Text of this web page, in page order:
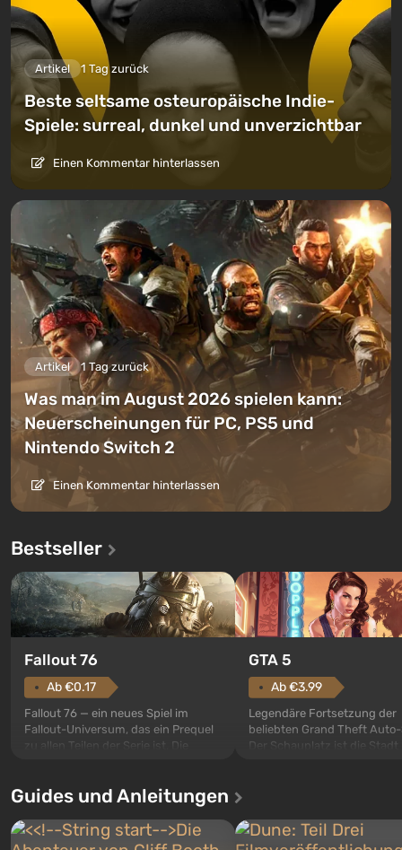
Artikel 1 Tag zurück
Beste seltsame osteuropäische Indie-
Spiele: surreal, dunkel und unverzichtbar
Einen Kommentar hinterlassen
Artikel 1 Tag zurück
Was man im August 2026 spielen kann:
Neuerscheinungen für PC, PS5 und
Nintendo Switch 2
Einen Kommentar hinterlassen
Bestseller
Fallout 76
Ab €0.17
Fallout 76 — ein neues Spiel im
Fallout-Universum, das ein Prequel
zu allen Teilen der Serie ist. Die
sollte laut den Plänen der Vault-Tec-
nach dem Abwurf von Atombomben
auf Amerika geöffnet wird. De...
GTA 5
Ab €3.99
Legendäre Fortsetzung der
beliebten Grand Theft Auto-
Der Schauplatz ist die Stadt
Charakteren: Michael,
Franklin, zwischen denen
Guides und Anleitungen